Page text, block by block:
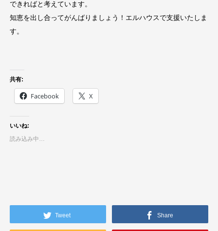
できればと考えています。
知恵を出し合ってがんばりましょう！エルハウスで支援いたしま
す。
共有:
Facebook X
いいね:
読み込み中…
Tweet Share